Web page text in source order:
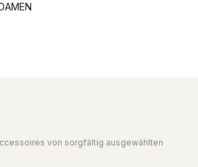
von sorgfältig ausgewählten